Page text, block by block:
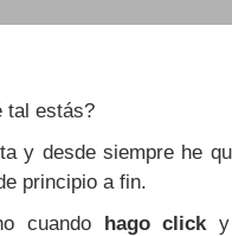
tal estás?
y desde siempre he
principio a fin.
cuando hago clicky